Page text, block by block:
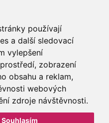
používají
a další sledovací
vylepšení
zobrazení
obsahu a reklam,
webových
zdroje návštěvnosti.
Souhlasím